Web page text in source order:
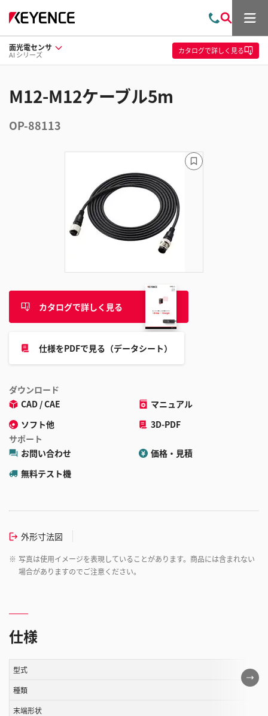
問
い
合
わ
索
メ
ュ
ー
面光電センサ
AI シリーズ カタログで詳しく見る
M12-M12ケーブル5m
OP-88113
カタログで詳しく見る
仕様をPDFで見る（データシート）
ダウンロード
CAD / CAE
マニュアル
ソフト他
3D-PDF
サポート
お問い合わせ
価格・見積
無料テスト機
外形寸法図
※ 写真は使用イメージを表現していることがあります。商品には含まれない
場合がありますのでご注意ください。
ブ
ッ
仕様
こ
の
型式
種類
末端形状